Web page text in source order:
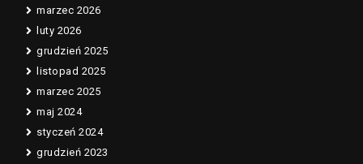
marzec 2026
luty 2026
grudzień 2025
listopad 2025
marzec 2025
maj 2024
styczeń 2024
grudzień 2023